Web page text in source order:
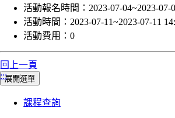
活動報名時間： 2023-07-04~2023-07-
活動時間： 2023-07-11~2023-07-11
活動費用： 0
回上一頁
:::展開選單
課程查詢